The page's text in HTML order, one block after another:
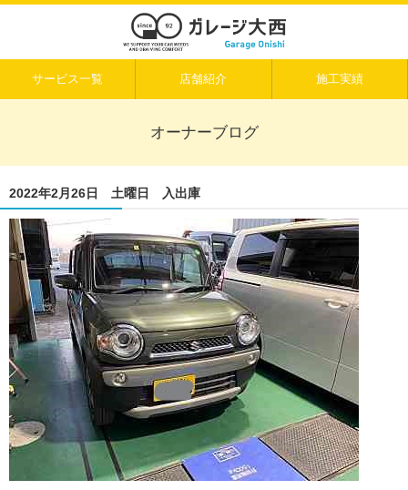
サービス一覧 店舗紹介 施工実績
オーナーブログ
2022年2月26日 土曜日 入出庫